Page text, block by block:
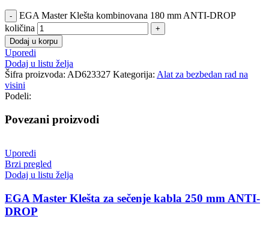
EGA Master Klešta kombinovana 180 mm ANTI-DROP
količina
Dodaj u korpu
Uporedi
Dodaj u listu želja
Šifra proizvoda: AD623327 Kategorija: Alat za bezbedan rad na
visini
Podeli:
Povezani proizvodi
Uporedi
Brzi pregled
Dodaj u listu želja
EGA Master Klešta za sečenje kabla 250 mm ANTI-
DROP